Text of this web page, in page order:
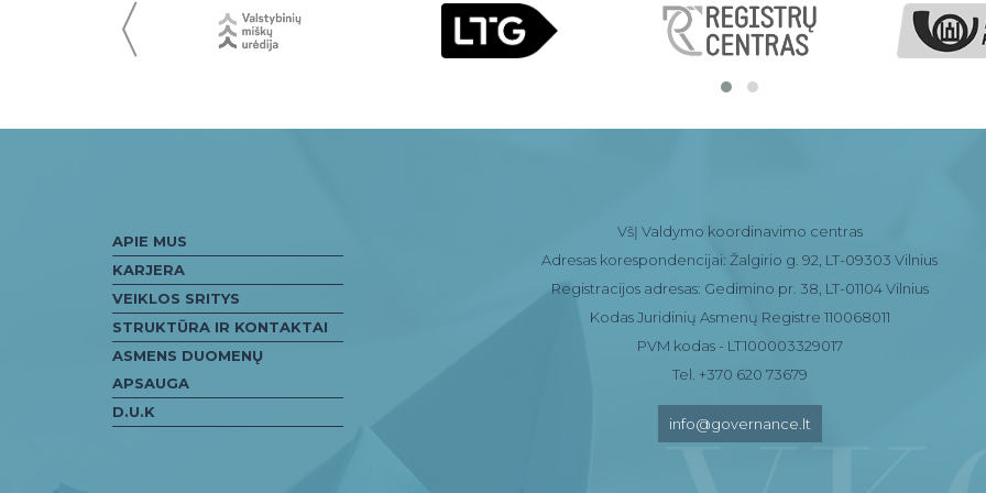
〈
APIE MUS
KARJERA
VEIKLOS SRITYS
STRUKTŪRA IR KONTAKTAI
ASMENS DUOMENŲ
APSAUGA
D.U.K
VšĮ Valdymo koordinavimo centras
Adresas korespondencijai: Žalgirio g. 92, LT-09303 Vilnius
Registracijos adresas: Gedimino pr. 38, LT-01104 Vilnius
Kodas Juridinių Asmenų Registre 110068011
PVM kodas - LT100003329017
Tel. +370 620 73679
info@governance.lt